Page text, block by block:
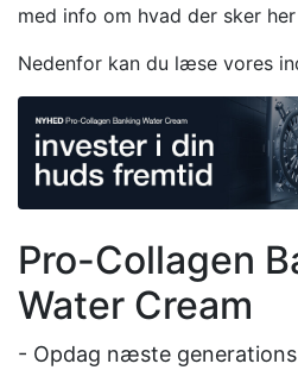
med info om hvad der sker
Nedenfor kan du læse vores
Pro-Collagen
Water Cream
- Opdag næste